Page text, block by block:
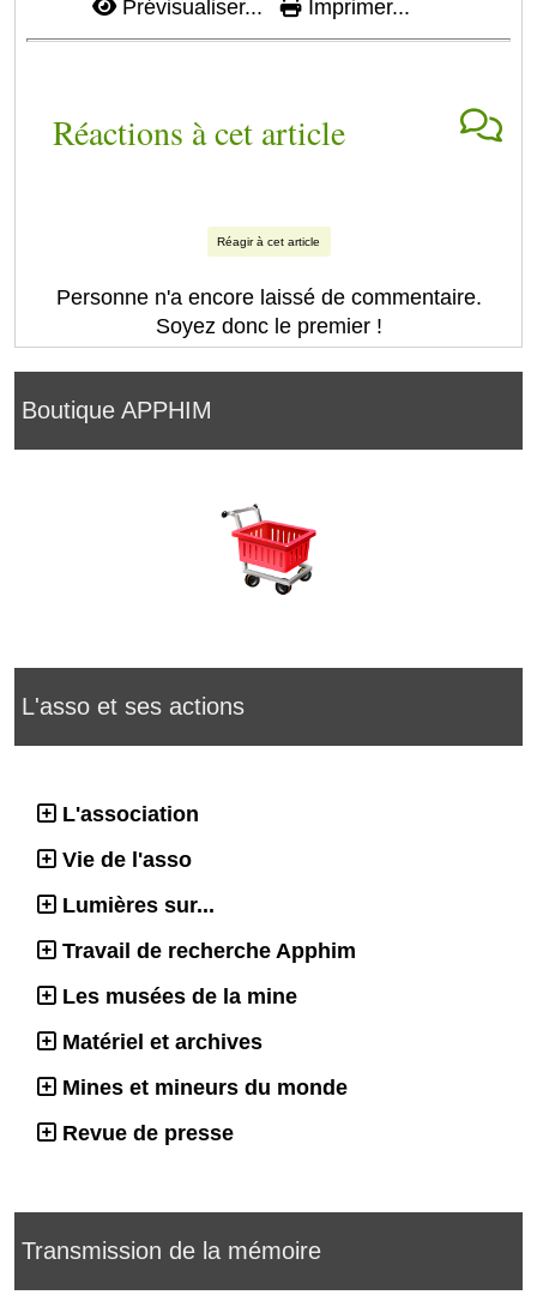
Boutique APPHIM
L'asso et ses actions
L'association
Vie de l'asso
Lumières sur...
Travail de recherche Apphim
Les musées de la mine
Matériel et archives
Mines et mineurs du monde
Revue de presse
Transmission de la mémoire
Prévisualiser... Imprimer...
Réactions à cet article
Réagir à cet article
Personne n'a encore laissé de commentaire.
Soyez donc le premier !